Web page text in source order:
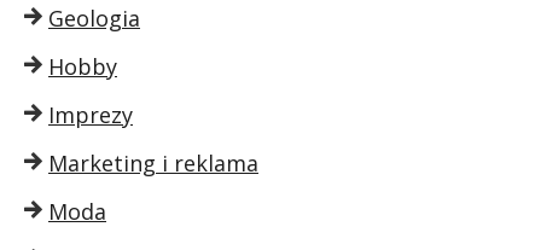
Geologia
Hobby
Imprezy
Marketing i reklama
Moda